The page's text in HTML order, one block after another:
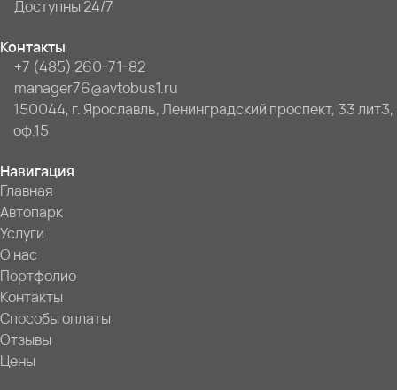
Доступны 24/7
Контакты
+7 (485) 260-71-82
manager76@avtobus1.ru
150044, г. Ярославль, Ленинградский проспект, 33 лит3,
оф.15
Навигация
Главная
Автопарк
Услуги
О нас
Портфолио
Контакты
Способы оплаты
Отзывы
Цены